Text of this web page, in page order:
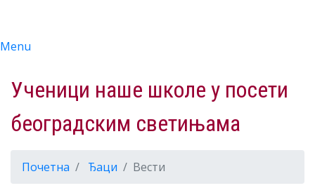
Menu
Ученици наше школе у посети
београдским светињама
Почетна Ђаци Вести